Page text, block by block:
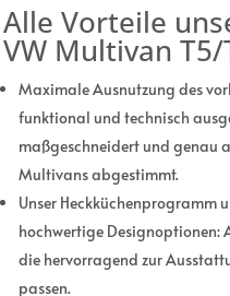
Alle Vorteile
VW Multivan T5/
Maximale Ausnutzung des
funktional und technisch
maßgeschneidert und genau
Multivans abgestimmt.
Unser Heckküchenprogramm
hochwertige Designoptionen:
die hervorragend zur
passen.